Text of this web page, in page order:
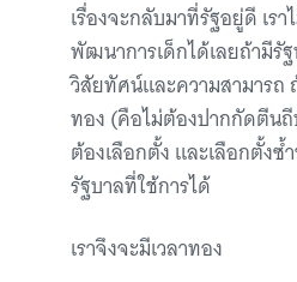
เรื่องจะกลับมาที่รัฐอยู่ดี เร
พัฒนาการเด็กได้เลยถ้ามีรั
วิสัยทัศน์และความสามารถ
ทอง (คือไม่ต้องปากกัดตีนถี
ต้องเลือกตั้ง และเลือกตั้งซ้
รัฐบาลที่ใช้การได้
เราจึงจะมีเวลาทอง